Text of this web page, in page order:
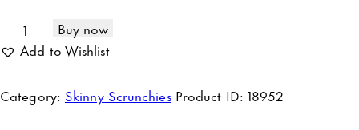
Buy now
Add to Wishlist
Category: Skinny Scrunchies Product ID:18952